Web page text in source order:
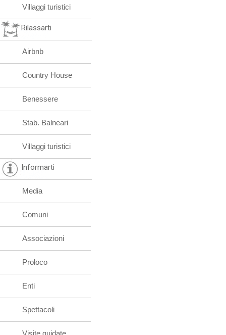
Villaggi turistici
Rilassarti
Airbnb
Country House
Benessere
Stab. Balneari
Villaggi turistici
Informarti
Media
Comuni
Associazioni
Proloco
Enti
Spettacoli
Visite guidate